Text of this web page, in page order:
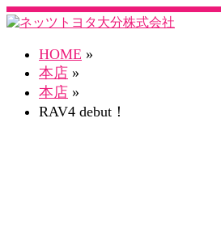
HOME »
本店 »
本店 »
RAV4 debut！